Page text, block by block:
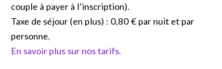
couple à payer à l’inscription).
Taxe de séjour (en plus) : 0,80 € par nuit et par
personne.
En savoir plus sur nos tarifs.